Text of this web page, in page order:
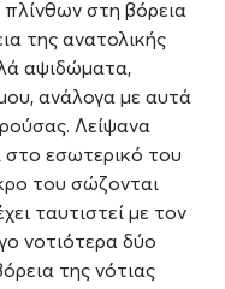
στη βόρεια
της ανατολικής
αψιδώματα,
ανάλογα με αυτά
Λείψανα
στο εσωτερικό του
του σώζονται
ταυτιστεί με τον
νοτιότερα δύο
της νότιας